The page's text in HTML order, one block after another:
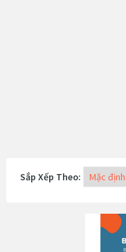
Sắp Xếp Theo: